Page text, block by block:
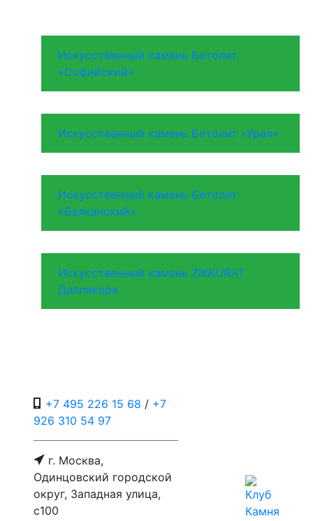
Искусственный камень Бетолит
«Софийский»
Искусственный камень Бетолит «Урал»
Искусственный камень Бетолит
«Балканский»
Искусственный камень ZIKKURAT
Даллакора
+7 495 226 15 68 / +7
926 310 54 97
г. Москва,
Одинцовский городской
округ, Западная улица,
с100